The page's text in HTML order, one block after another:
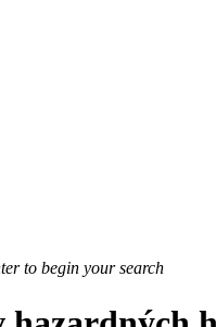
to begin your search